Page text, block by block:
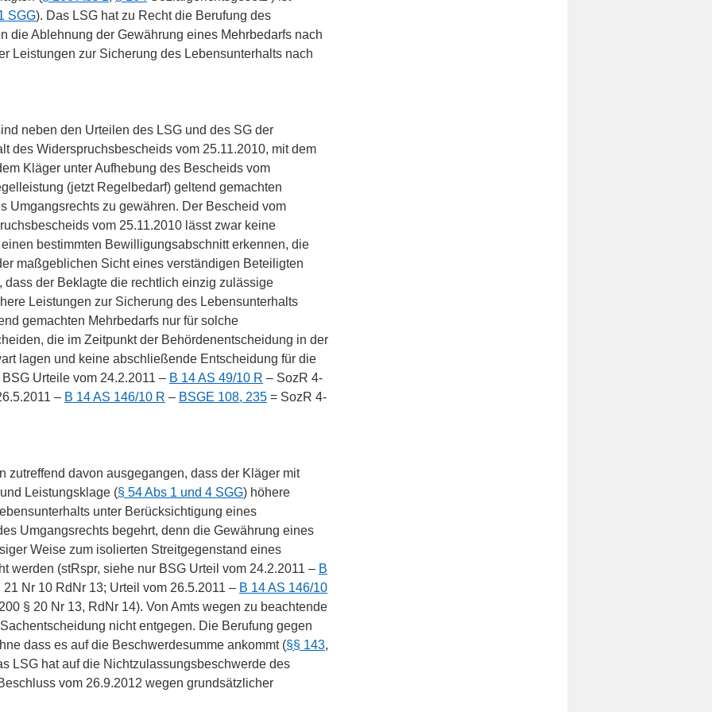
SGG). Das LSG hat zu Recht die Berufung des
die Ablehnung der Gewährung eines Mehrbedarfs nach
Leistungen zur Sicherung des Lebensunterhalts nach
neben den Urteilen des LSG und des SG der
des Widerspruchsbescheids vom 25.11.2010, mit dem
Kläger unter Aufhebung des Bescheids vom
(jetzt Regelbedarf) geltend gemachten
Umgangsrechts zu gewähren. Der Bescheid vom
vom 25.11.2010 lässt zwar keine
bestimmten Bewilligungsabschnitt erkennen, die
maßgeblichen Sicht eines verständigen Beteiligten
der Beklagte die rechtlich einzig zulässige
Leistungen zur Sicherung des Lebensunterhalts
gemachten Mehrbedarfs nur für solche
die im Zeitpunkt der Behördenentscheidung in der
lagen und keine abschließende Entscheidung für die
Urteile vom 24.2.2011 – B 14 AS 49/10 R – SozR 4-
– B 14 AS 146/10 R – BSGE 108, 235 = SozR 4-
zutreffend davon ausgegangen, dass der Kläger mit
Leistungsklage (§ 54 Abs 1 und 4 SGG) höhere
unter Berücksichtigung eines
Umgangsrechts begehrt, denn die Gewährung eines
Weise zum isolierten Streitgegenstand eines
werden (stRspr, siehe nur BSG Urteil vom 24.2.2011 – B
Nr 10 RdNr 13; Urteil vom 26.5.2011 – B 14 AS 146/10
§ 20 Nr 13, RdNr 14). Von Amts wegen zu beachtende
nicht entgegen. Die Berufung gegen
dass es auf die Beschwerdesumme ankommt (§§ 143,
LSG hat auf die Nichtzulassungsbeschwerde des
vom 26.9.2012 wegen grundsätzlicher